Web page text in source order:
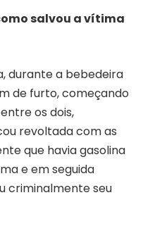
salvou a vítima
durante a bebedeira
de furto, começando
os dois,
revoltada com as
que havia gasolina
e em seguida
criminalmente seu